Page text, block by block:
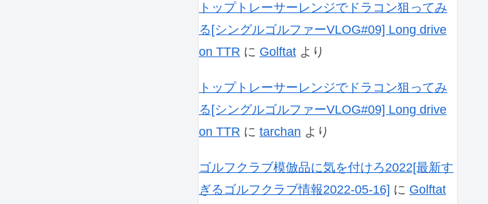
トップトレーサーレンジでドラコン狙ってみ
る[シングルゴルファーVLOG#09] Long drive
on TTR に Golftat より
トップトレーサーレンジでドラコン狙ってみ
る[シングルゴルファーVLOG#09] Long drive
on TTR に tarchan より
ゴルフクラブ模倣品に気を付けろ2022[最新す
ぎるゴルフクラブ情報2022-05-16] に Golftat